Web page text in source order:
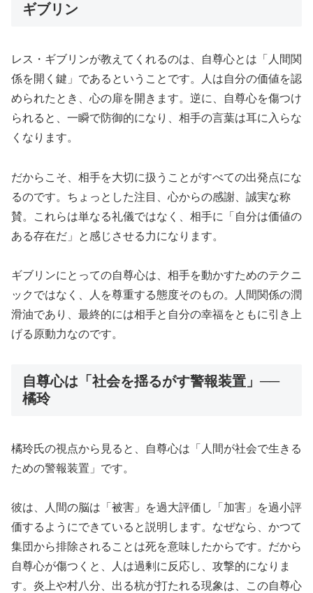
ギブリン
レス・ギブリンが教えてくれるのは、自尊心とは「人間関
係を開く鍵」であるということです。人は自分の価値を認
められたとき、心の扉を開きます。逆に、自尊心を傷つけ
られると、一瞬で防御的になり、相手の言葉は耳に入らな
くなります。
だからこそ、相手を大切に扱うことがすべての出発点にな
るのです。ちょっとした注目、心からの感謝、誠実な称
賛。これらは単なる礼儀ではなく、相手に「自分は価値の
ある存在だ」と感じさせる力になります。
ギブリンにとっての自尊心は、相手を動かすためのテクニ
ックではなく、人を尊重する態度そのもの。人間関係の潤
滑油であり、最終的には相手と自分の幸福をともに引き上
げる原動力なのです。
自尊心は「社会を揺るがす警報装置」──
橘玲
橘玲氏の視点から見ると、自尊心は「人間が社会で生きる
ための警報装置」です。
彼は、人間の脳は「被害」を過大評価し「加害」を過小評
価するようにできていると説明します。なぜなら、かつて
集団から排除されることは死を意味したからです。だから
自尊心が傷つくと、人は過剰に反応し、攻撃的になりま
す。炎上や村八分、出る杭が打たれる現象は、この自尊心